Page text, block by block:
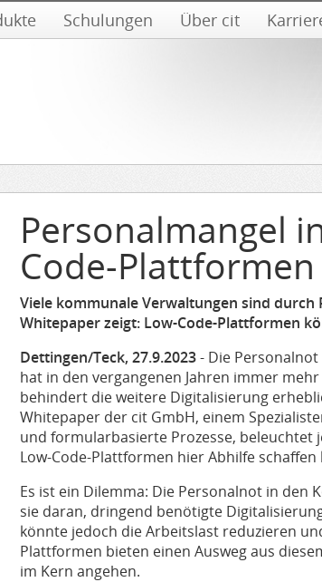
Schulungen Über cit
Personalmangel
Code-
Viele kommunale Verwaltungen sind
Whitepaper zeigt: Low-Code-Plattformen
Dettingen/Teck, 27.9.2023- Die
hat in den vergangenen Jahren immer
behindert die weitere Digitalisierung
Whitepaper der cit GmbH, einem
und formularbasierte Prozesse, beleuchtet
Low-Code-Plattformen hier Abhilfe schaffen
Es ist ein Dilemma: Die Personalnot in den
sie daran, dringend benötigte
könnte jedoch die Arbeitslast reduzieren
Plattformen bieten einen Ausweg aus
im Kern angehen.